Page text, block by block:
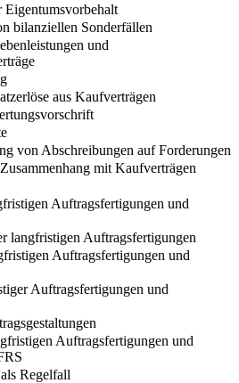
bilanziellen Sonderfällen
und
aus Kaufverträgen
von Abschreibungen auf Forderungen
mit Kaufverträgen
Auftragsfertigungen und
langfristigen Auftragsfertigungen
Auftragsfertigungen und
Auftragsfertigungen und
Auftragsfertigungen und
Regelfall